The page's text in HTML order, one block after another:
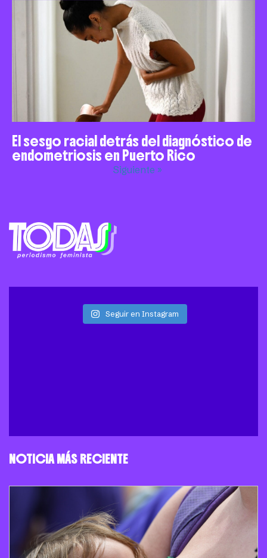
El sesgo racial detrás del diagnóstico de
endometriosis en Puerto Rico
Siguiente »
Seguir en Instagram
NOTICIA MÁS RECIENTE